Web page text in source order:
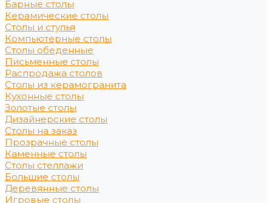
Барные столы
Керамические столы
Столы и стулья
Компьютерные столы
Столы обеденные
Письменные столы
Распродажа столов
Столы из керамогранита
Кухонные столы
Золотые столы
Дизайнерские столы
Столы на заказ
Прозрачные столы
Каменные столы
Столы стеллажи
Большие столы
Деревянные столы
Игровые столы